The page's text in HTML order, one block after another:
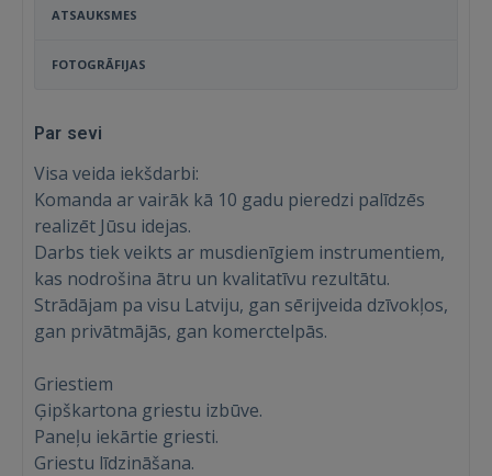
ATSAUKSMES
FOTOGRĀFIJAS
Par sevi
Visa veida iekšdarbi:
Komanda ar vairāk kā 10 gadu pieredzi palīdzēs
realizēt Jūsu idejas.
Darbs tiek veikts ar musdienīgiem instrumentiem,
kas nodrošina ātru un kvalitatīvu rezultātu.
Strādājam pa visu Latviju, gan sērijveida dzīvokļos,
gan privātmājās, gan komerctelpās.
Griestiem
Ģipškartona griestu izbūve.
Paneļu iekārtie griesti.
Griestu līdzināšana.